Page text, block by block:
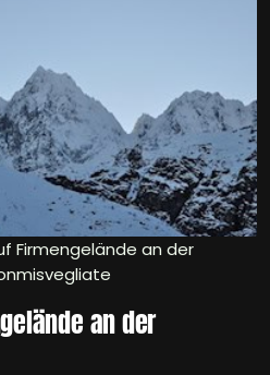
Firmengelände an der
an der